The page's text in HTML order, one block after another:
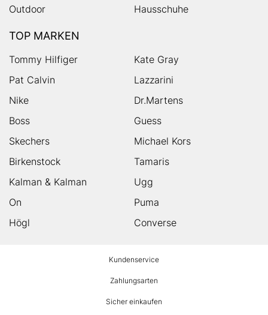
Outdoor
Hausschuhe
TOP MARKEN
Tommy Hilfiger
Kate Gray
Pat Calvin
Lazzarini
Nike
Dr.Martens
Boss
Guess
Skechers
Michael Kors
Birkenstock
Tamaris
Kalman & Kalman
Ugg
On
Puma
Högl
Converse
Kundenservice
Zahlungsarten
Sicher einkaufen